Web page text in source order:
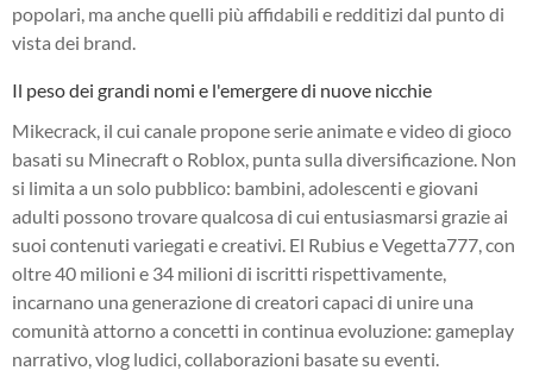
popolari, ma anche quelli più affidabili e redditizi dal punto di
vista dei brand.
Il peso dei grandi nomi e l'emergere di nuove nicchie
Mikecrack, il cui canale propone serie animate e video di gioco
basati su Minecraft o Roblox, punta sulla diversificazione. Non
si limita a un solo pubblico: bambini, adolescenti e giovani
adulti possono trovare qualcosa di cui entusiasmarsi grazie ai
suoi contenuti variegati e creativi. El Rubius e Vegetta777, con
oltre 40 milioni e 34 milioni di iscritti rispettivamente,
incarnano una generazione di creatori capaci di unire una
comunità attorno a concetti in continua evoluzione: gameplay
narrativo, vlog ludici, collaborazioni basate su eventi.